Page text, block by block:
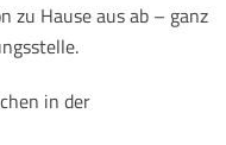
zu Hause aus ab – ganz
in der